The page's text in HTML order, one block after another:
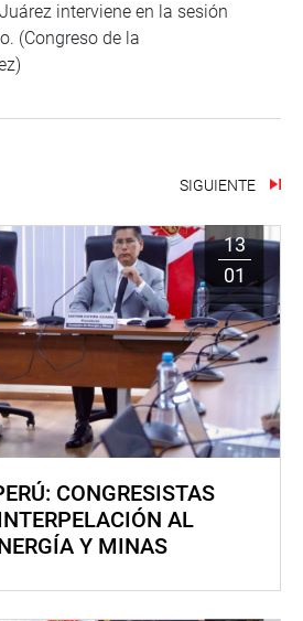
interviene en la sesión
(Congreso de la
SIGUIENTE
13
01
CONGRESISTAS
AL
Y MINAS